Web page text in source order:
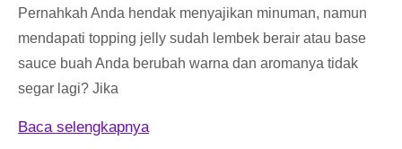
Pernahkah Anda hendak menyajikan minuman, namun
mendapati topping jelly sudah lembek berair atau base
sauce buah Anda berubah warna dan aromanya tidak
segar lagi? Jika
Baca selengkapnya